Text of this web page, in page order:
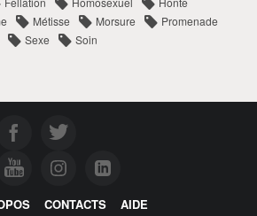
Métisse Morsure
Promenade
Sexe Soin
CONTACTS AIDE